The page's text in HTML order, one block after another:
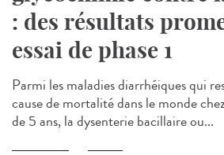
: des résultats
essai de phase 1
Parmi les maladies diarrhéiques qui
cause de mortalité dans le monde
de 5 ans, la dysenterie bacillaire ou...